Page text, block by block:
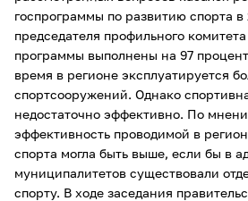
госпрограммы по развитию спорта в
председателя профильного
программы выполнены на 97
время в регионе эксплуатируется
спортсооружений. Однако
недостаточно эффективно. По
эффективность проводимой в
спорта могла быть выше, если бы в
муниципалитетов существовали
спорту. В ходе заседания